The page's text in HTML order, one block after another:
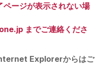
ージが表示されない場
までご連絡くださ
Explorerからはご